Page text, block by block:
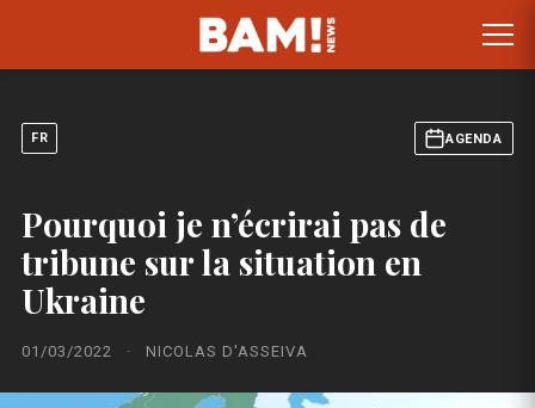
FR AGENDA
Pourquoi je n’écrirai pas de
tribune sur la situation en
Ukraine
01/03/2022 · NICOLAS D'ASSEIVA